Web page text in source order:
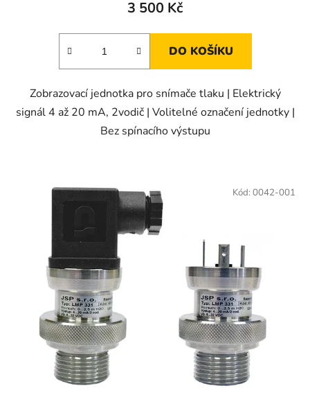
4,0
hvězdiček.
3 500 Kč
DO KOŠÍKU
Zobrazovací jednotka pro snímače tlaku | Elektrický
signál 4 až 20 mA, 2vodič | Volitelné označení jednotky |
Bez spínacího výstupu
Kód: 0042-001